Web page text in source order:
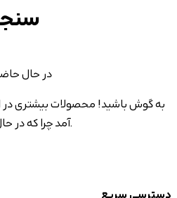
در حال
به گوش باشید! محصولات بیشتری
آمد چرا که در حال اضافه شدن به سایت هستند.